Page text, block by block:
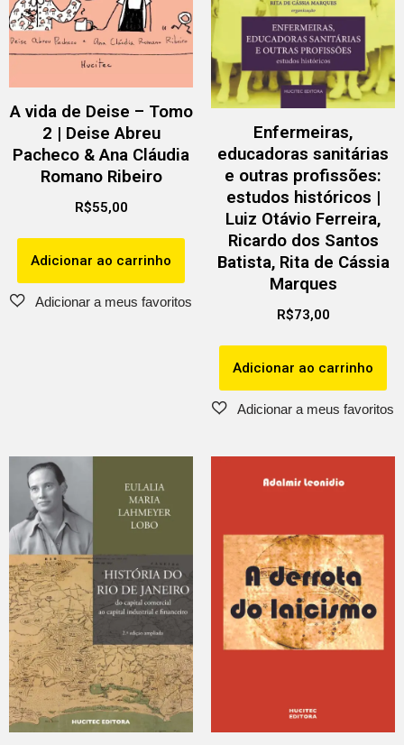
A vida de Deise – Tomo
2 | Deise Abreu
Pacheco & Ana Cláudia
Romano Ribeiro
R$55,00
Adicionar ao carrinho
Enfermeiras,
educadoras sanitárias
e outras profissões:
estudos históricos |
Luiz Otávio Ferreira,
Ricardo dos Santos
Batista, Rita de Cássia
Marques
R$73,00
Adicionar ao carrinho